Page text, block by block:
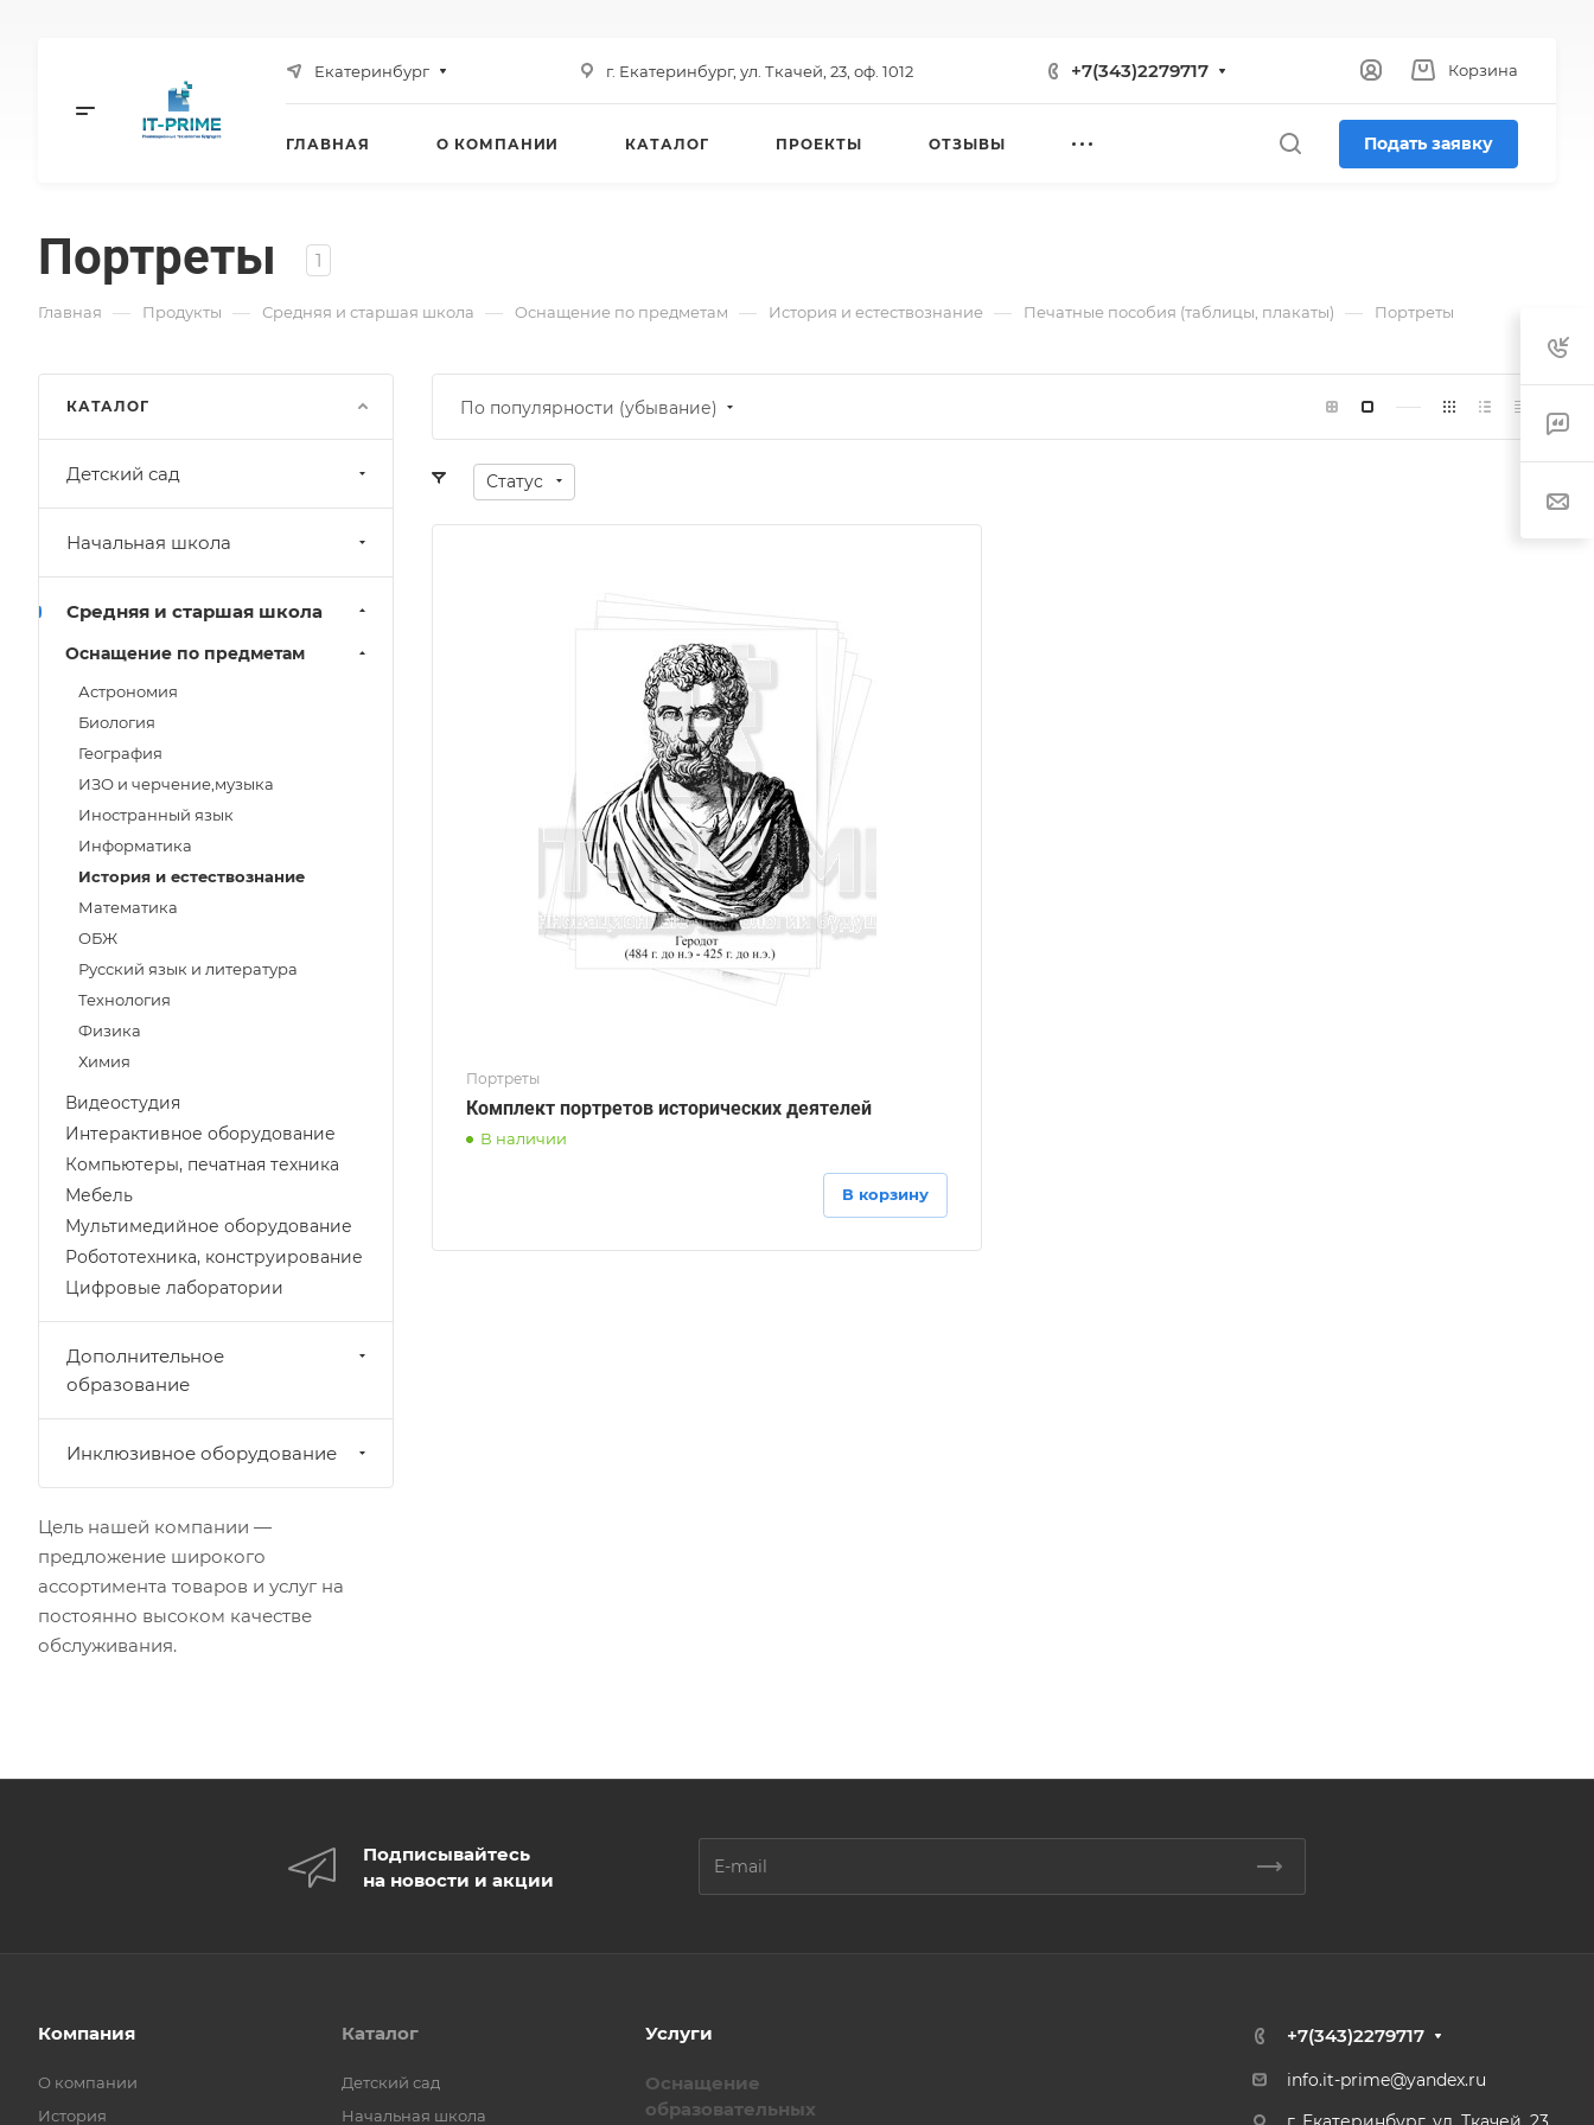
Екатеринбург г. Екатеринбург, ул. Ткачей, 23, оф. 1012 +7(343)2279717 Корзина
ГЛАВНАЯ О КОМПАНИИ КАТАЛОГ ПРОЕКТЫ ОТЗЫВЫ Подать заявку
Портреты 1
Главная — Продукты — Средняя и старшая школа — Oснащение по предметам — История и естествознание — Печатные пособия (таблицы, плакаты) — Портреты
По популярности (убывание)
Статус
Портреты
Комплект портретов исторических деятелей
В наличии
В корзину
КАТАЛОГ
Детский сад
Начальная школа
Средняя и старшая школа
Oснащение по предметам
Астрономия
Биология
География
ИЗО и черчение,музыка
Иностранный язык
Информатика
История и естествознание
Математика
ОБЖ
Русский язык и литература
Технология
Физика
Химия
Видеостудия
Интерактивное оборудование
Компьютеры, печатная техника
Мебель
Мультимедийное оборудование
Робототехника, конструирование
Цифровые лаборатории
Дополнительное
образование
Инклюзивное оборудование
Цель нашей компании —
предложение широкого
ассортимента товаров и услуг на
постоянно высоком качестве
обслуживания.
Подписывайтесь
на новости и акции
Компания
О компании
История
Каталог
Детский сад
Начальная школа
Услуги
Оснащение
образовательных
+7(343)2279717
info.it-prime@yandex.ru